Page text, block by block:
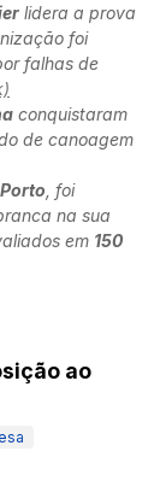
lidera a prova
foi
falhas de
conquistaram
de canoagem
, foi
na sua
em 150
ao